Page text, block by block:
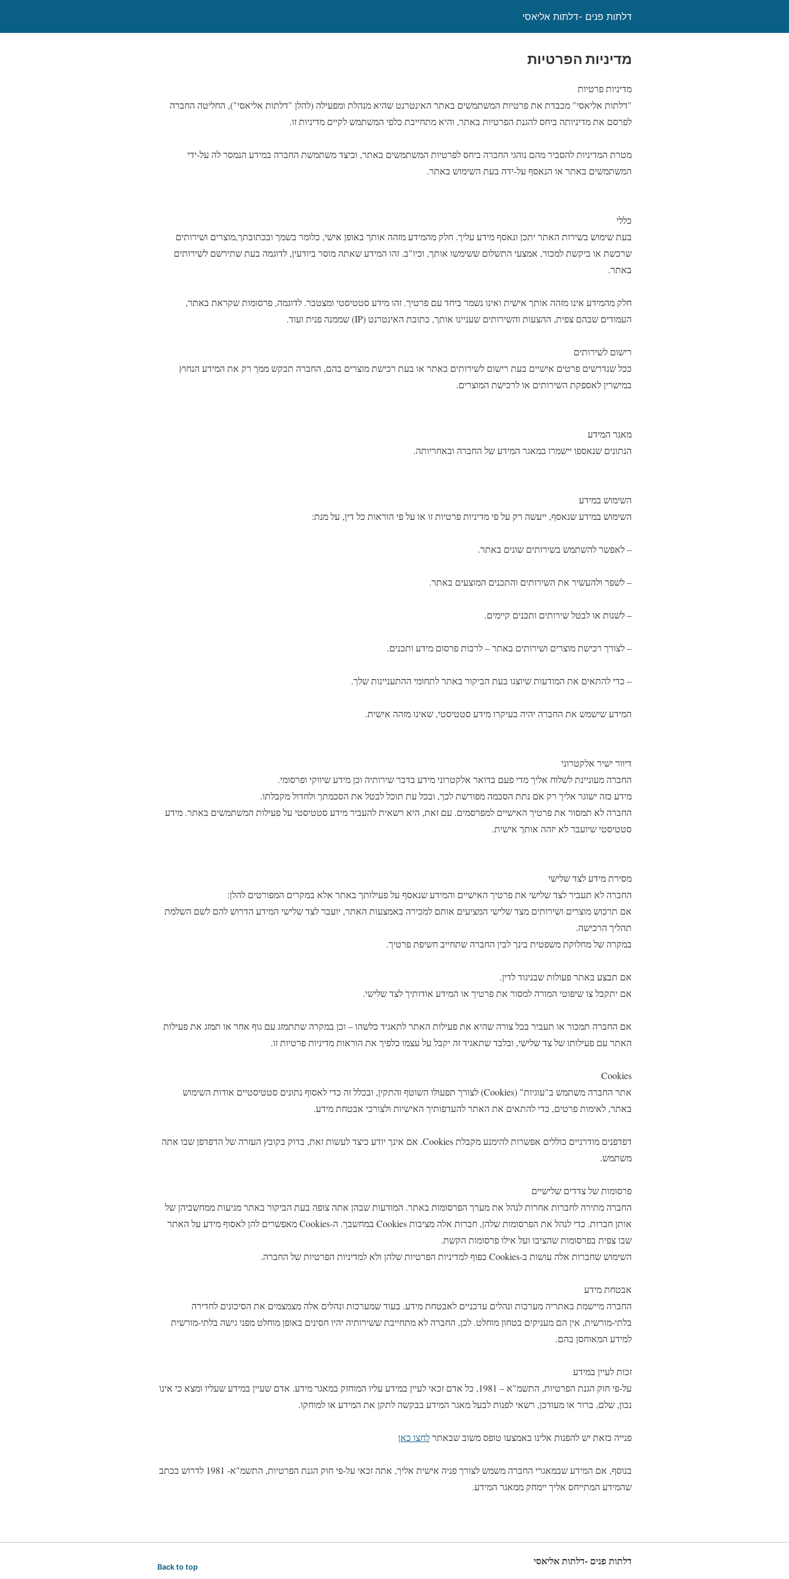
דלתות פנים -דלתות אליאסי
מדיניות הפרטיות
מדיניות פרטיות
"דלתות אליאסי" מכבדת את פרטיות המשתמשים באתר האינטרנט שהיא מנהלת ומפעילה (להלן "דלתות אליאסי"), החליטה החברה
לפרסם את מדיניותה ביחס להגנת הפרטיות באתר, והיא מתחייבת כלפי המשתמש לקיים מדיניות זו.
מטרת המדיניות להסביר מהם נוהגי החברה ביחס לפרטיות המשתמשים באתר, וכיצד משתמשת החברה במידע הנמסר לה על-ידי
המשתמשים באתר או הנאסף על-ידה בעת השימוש באתר.
כללי
בעת שימוש בשירות האתר יתכן ונאסף מידע עליך. חלק מהמידע מזהה אותך באופן אישי, כלומר בשמך ובכתובתך,מוצרים ושירותים
שרכשת או ביקשת למכור, אמצעי התשלום ששימשו אותך, וכיו"ב. זהו המידע שאתה מוסר ביודעין, לדוגמה בעת שתירשם לשירותים
באתר.
חלק מהמידע אינו מזהה אותך אישית ואינו נשמר ביחד עם פרטיך. זהו מידע סטטיסטי ומצטבר. לדוגמה, פרסומות שקראת באתר,
העמודים שבהם צפית, ההצעות והשירותים שעניינו אותך, כתובת האינטרנט (IP) שממנה פנית ועוד.
רישום לשירותים
ככל שנדרשים פרטים אישיים בעת רישום לשירותים באתר או בעת רכישת מוצרים בהם, החברה תבקש ממך רק את המידע הנחוץ
במישרין לאספקת השירותים או לרכישת המוצרים.
מאגר המידע
הנתונים שנאספו יישמרו במאגר המידע של החברה ובאחריותה.
השימוש במידע
השימוש במידע שנאסף, ייעשה רק על פי מדיניות פרטיות זו או על פי הוראות כל דין, על מנת:
– לאפשר להשתמש בשירותים שונים באתר.
– לשפר ולהעשיר את השירותים והתכנים המוצעים באתר.
– לשנות או לבטל שירותים ותכנים קיימים.
– לצורך רכישת מוצרים ושירותים באתר – לרבות פרסום מידע ותכנים.
– כדי להתאים את המודעות שיוצגו בעת הביקור באתר לתחומי ההתעניינות שלך.
המידע שישמש את החברה יהיה בעיקרו מידע סטטיסטי, שאינו מזהה אישית.
דיוור ישיר אלקטרוני
החברה מעוניינת לשלוח אליך מדי פעם בדואר אלקטרוני מידע בדבר שירותיה וכן מידע שיווקי ופרסומי.
מידע כזה ישוגר אליך רק אם נתת הסכמה מפורשת לכך, ובכל עת תוכל לבטל את הסכמתך ולחדול מקבלתו.
החברה לא תמסור את פרטיך האישיים למפרסמים. עם זאת, היא רשאית להעביר מידע סטטיסטי על פעילות המשתמשים באתר. מידע
סטטיסטי שיועבר לא יזהה אותך אישית.
מסירת מידע לצד שלישי
החברה לא תעביר לצד שלישי את פרטיך האישיים והמידע שנאסף על פעילותך באתר אלא במקרים המפורטים להלן:
אם תרכוש מוצרים ושירותים מצד שלישי המציעים אותם למכירה באמצעות האתר, יועבר לצד שלישי המידע הדרוש להם לשם השלמת
תהליך הרכישה.
במקרה של מחלוקת משפטית בינך לבין החברה שתחייב חשיפת פרטיך.
אם תבצע באתר פעולות שבניגוד לדין.
אם יתקבל צו שיפוטי המורה למסור את פרטיך או המידע אודותיך לצד שלישי.
אם החברה תמכור או תעביר בכל צורה שהיא את פעילות האתר לתאגיד כלשהו – וכן במקרה שתתמזג עם גוף אחר או תמזג את פעילות
האתר עם פעילותו של צד שלישי, ובלבד שתאגיד זה יקבל על עצמו כלפיך את הוראות מדיניות פרטיות זו.
Cookies
אתר החברה משתמש ב"עוגיות" (Cookies) לצורך תפעולו השוטף והתקין, ובכלל זה כדי לאסוף נתונים סטטיסטיים אודות השימוש
באתר, לאימות פרטים, כדי להתאים את האתר להעדפותיך האישיות ולצורכי אבטחת מידע.
דפדפנים מודרניים כוללים אפשרות להימנע מקבלת Cookies. אם אינך יודע כיצד לעשות זאת, בדוק בקובץ העזרה של הדפדפן שבו אתה
משתמש.
פרסומות של צדדים שלישיים
החברה מתירה לחברות אחרות לנהל את מערך הפרסומות באתר. המודעות שבהן אתה צופה בעת הביקור באתר מגיעות ממחשביהן של
אותן חברות. כדי לנהל את הפרסומות שלהן, חברות אלה מציבות Cookies במחשבך. ה-Cookies מאפשרים להן לאסוף מידע על האתר
שבו צפית בפרסומות שהציבו ועל אילו פרסומות הקשת.
השימוש שחברות אלה עושות ב-Cookies כפוף למדיניות הפרטיות שלהן ולא למדיניות הפרטיות של החברה.
אבטחת מידע
החברה מיישמת באתריה מערכות ונהלים עדכניים לאבטחת מידע. בעוד שמערכות ונהלים אלה מצמצמים את הסיכונים לחדירה
בלתי-מורשית, אין הם מעניקים בטחון מוחלט. לכן, החברה לא מתחייבת ששירותיה יהיו חסינים באופן מוחלט מפני גישה בלתי-מורשית
למידע המאוחסן בהם.
זכות לעיין במידע
על-פי חוק הגנת הפרטיות, התשמ"א – 1981, כל אדם זכאי לעיין במידע עליו המוחזק במאגר מידע. אדם שעיין במידע שעליו ומצא כי אינו
נכון, שלם, ברור או מעודכן, רשאי לפנות לבעל מאגר המידע בבקשה לתקן את המידע או למוחקו.
פנייה כזאת יש להפנות אלינו באמצעו טופס משוב שבאתרלחצו כאן
בנוסף, אם המידע שבמאגרי החברה משמש לצורך פניה אישית אליך, אתה זכאי על-פי חוק הגנת הפרטיות, התשמ"א- 1981 לדרוש בכתב
שהמידע המתייחס אליך יימחק ממאגר המידע.
דלתות פנים -דלתות אליאסי Back to top